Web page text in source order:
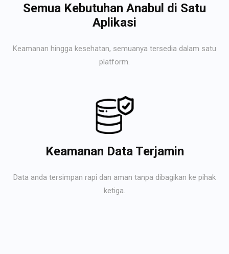
Semua Kebutuhan Anabul di Satu
Aplikasi
Keamanan hingga kesehatan, semuanya tersedia dalam satu
platform.
Keamanan Data Terjamin
Data anda tersimpan rapi dan aman tanpa dibagikan ke pihak
ketiga.